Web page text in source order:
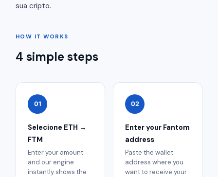
sua cripto.
HOW IT WORKS
4 simple steps
01
Selecione ETH →
FTM
Enter your amount
and our engine
instantly shows the
02
Enter your Fantom
address
Paste the wallet
address where you
want to receive your